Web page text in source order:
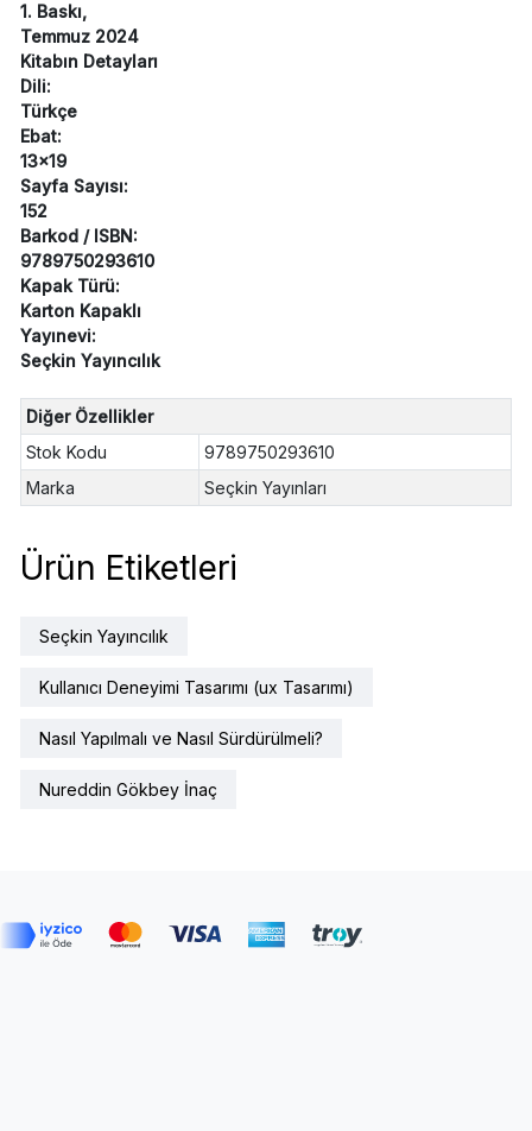
1. Baskı,
Temmuz 2024
Kitabın Detayları
Dili:
Türkçe
Ebat:
13x19
Sayfa Sayısı:
152
Barkod / ISBN:
9789750293610
Kapak Türü:
Karton Kapaklı
Yayınevi:
Seçkin Yayıncılık
Diğer Özellikler
Stok Kodu
9789750293610
Marka
Seçkin Yayınları
Ürün Etiketleri
Seçkin Yayıncılık
Kullanıcı Deneyimi Tasarımı (ux Tasarımı)
Nasıl Yapılmalı ve Nasıl Sürdürülmeli?
Nureddin Gökbey İnaç